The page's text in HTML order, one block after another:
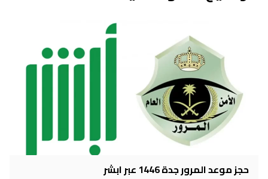
حجز موعد المرور جدة 1446 عبر ابشر